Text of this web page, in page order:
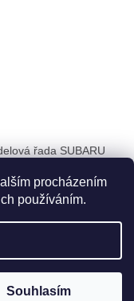
procházením
používáním.
Souhlasím
řada SUBARU
práva vyhrazena.